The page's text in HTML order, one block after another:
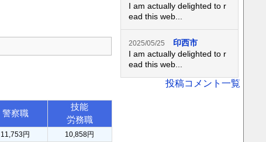
警察職
技能
労務職
11,753円
10,858円
I am actually delighted to r
ead this web...
2025/05/25
印西市
I am actually delighted to r
ead this web...
投稿コメント一覧